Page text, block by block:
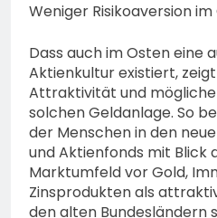
Weniger Risikoaversion
Dass auch im Osten eine
Aktienkultur existiert,
Attraktivität und
solchen Geldanlage. So
der Menschen in den
und Aktienfonds mit Blick
Marktumfeld vor Gold,
Zinsprodukten als
den alten Bundesländern